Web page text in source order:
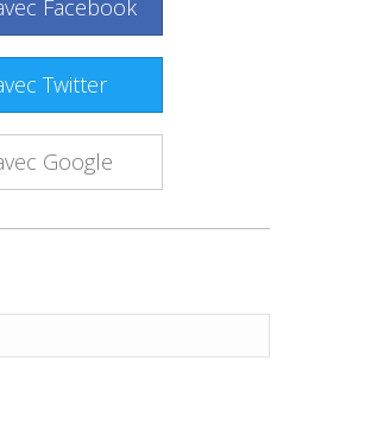
Facebook
Twitter
Google